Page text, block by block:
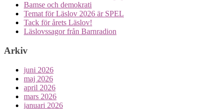
Bamse och demokrati
Temat för Läslov 2026 är SPEL
Tack för årets Läslov!
Läslovssagor från Barnradion
Arkiv
juni 2026
maj 2026
april 2026
mars 2026
januari 2026